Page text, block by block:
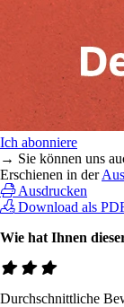
Ich abonniere
→ Sie können uns
Erschienen in der
Ausdrucken
Download als
Wie hat Ihnen
Durchschnittliche